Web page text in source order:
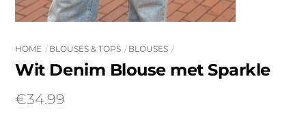
HOME BLOUSES & TOPS BLOUSES
Wit Denim Blouse met Sparkle
€34.99